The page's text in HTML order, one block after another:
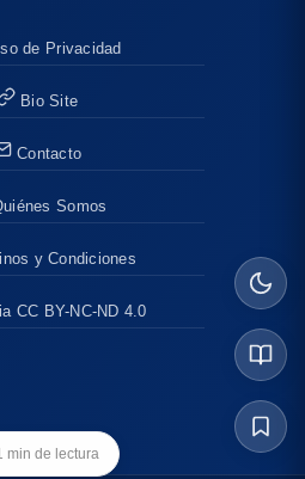
de Privacidad
Bio Site
Contacto
Somos
y Condiciones
CC BY-NC-ND 4.0
min de lectura